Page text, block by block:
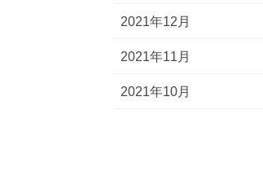
2021年12月
2021年11月
2021年10月